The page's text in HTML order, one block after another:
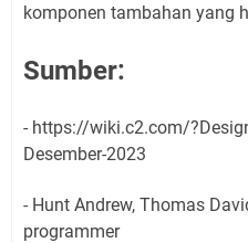
komponen tambahan yang
Sumber:
- https://wiki.c2.com/
Desember-2023
- Hunt Andrew, Thomas
programmer